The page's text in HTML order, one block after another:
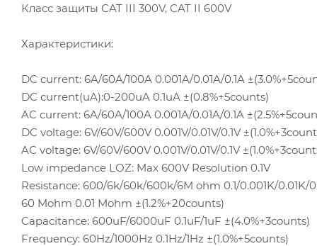
Класс защиты CAT III 300V, CAT II 600V
Характеристики:
DC current: 6A/60A/100A 0.001A/0.01A/0.1A
DC current(uA):0-200uA 0.1uA ±(0.8%+5counts)
AC current: 6A/60A/100A 0.001A/0.01A/0.1A
DC voltage: 6V/60V/600V 0.001V/0.01V/0.1V
AC voltage: 6V/60V/600V 0.001V/0.01V/0.1V
Low impedance LOZ: Max 600V Resolution 0.1V
Resistance: 600/6k/60k/600k/6M ohm 0.1/0.001K/0.01K/
60 Mohm 0.01 Mohm ±(1.2%+20counts)
Capacitance: 600uF/6000uF 0.1uF/1uF ±(4.0%+3counts)
Frequency: 60Hz/1000Hz 0.1Hz/1Hz ±(1.0%+5counts)